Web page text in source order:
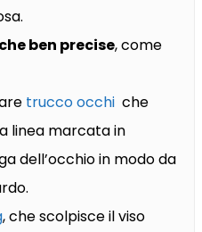
ben precise, come
trucco occhi che
linea marcata in
dell’occhio in modo da
, che scolpisce il viso